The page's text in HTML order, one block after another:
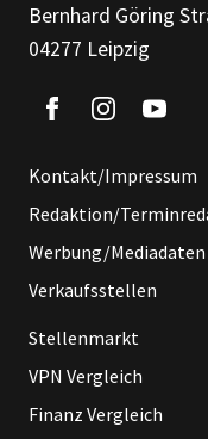
Bernhard Göring
04277 Leipzig
Kontakt/Impressum
Redaktion/
Werbung/Mediadaten
Verkaufsstellen
Stellenmarkt
VPN Vergleich
Finanz Vergleich